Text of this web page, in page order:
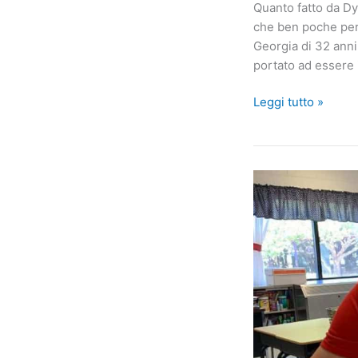
Quanto fatto da
che ben poche
Georgia di 32
portato ad essere
Un
messo
al
mondo
ben
96
figli!
Leggi tutto »